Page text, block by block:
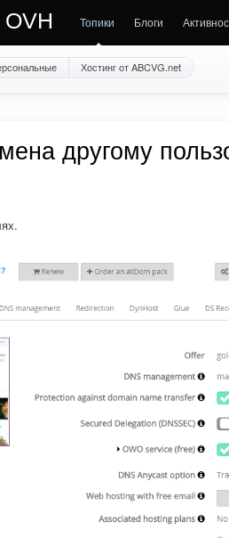
Топики Блоги
Хостинг от ABCVG.net
другому